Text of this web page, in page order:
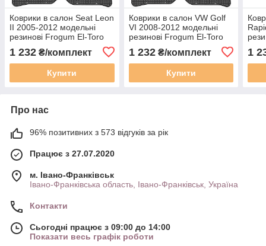
Коврики в салон Seat Leon
IІ 2005-2012 модельні
резинові Frogum El-Toro
1 232 ₴/комплект
Купити
Коврики в салон VW Golf
VI 2008-2012 модельні
резинові Frogum El-Toro
1 232₴/комплект
Купити
1
Про нас
96% позитивних з 573 відгуків за рік
Працює з 27.07.2020
м. Івано-Франківськ
Івано-Франківська область, Івано-Франківськ, Україна
Контакти
Сьогодні працює з 09:00 до 14:00
Показати весь графік роботи